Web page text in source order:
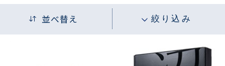
並べ替え 絞り込み